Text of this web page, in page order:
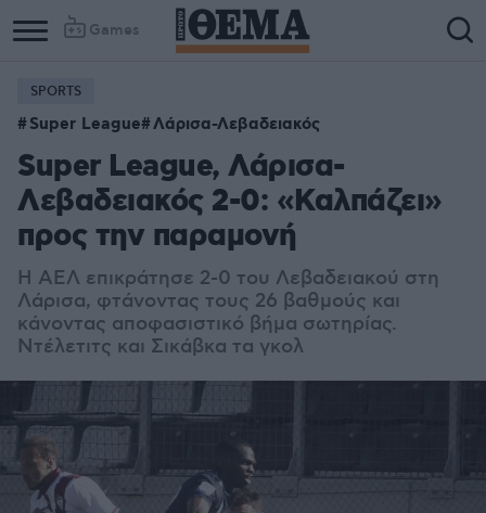
Games
SPORTS
Super League Λάρισα-Λεβαδειακός
Super League, Λάρισα-
Λεβαδειακός 2-0: «Καλπάζει»
προς την παραμονή
Η ΑΕΛ επικράτησε 2-0 του Λεβαδειακού στη
Λάρισα, φτάνοντας τους 26 βαθμούς και
κάνοντας αποφασιστικό βήμα σωτηρίας.
Ντέλετιτς και Σικάβκα τα γκολ